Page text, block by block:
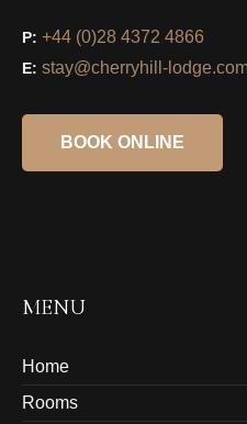
P: +44 (0)28 4372 4866
E: stay@cherryhill-
BOOK ONLINE
MENU
Home
Rooms